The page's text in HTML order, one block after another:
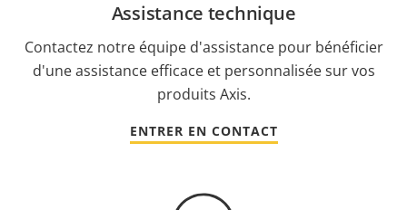
Assistance technique
Contactez notre équipe d'assistance pour bénéficier
d'une assistance efficace et personnalisée sur vos
produits Axis.
ENTRER EN CONTACT